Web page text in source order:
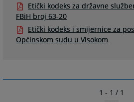
Etički kodeks za državne
FBiH broj 63-20
Etički kodeks i smijernice za
Općinskom sudu u Visokom
1 - 1 / 1